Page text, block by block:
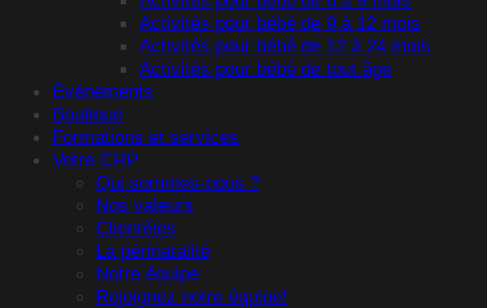
Activités pour bébé de 9 à 12 mois
Activités pour bébé de 12 à 24 mois
Activités pour bébé de tout âge
Événements
Boutique
Formations et services
Votre CRP
Qui sommes-nous ?
Nos valeurs
Clientèles
La périnatalité
Notre équipe
Rejoignez notre équipe!